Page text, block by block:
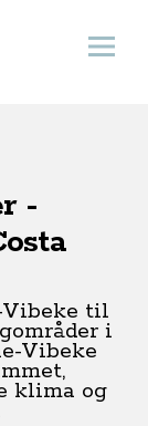
Åbn
-
Vibeke til
i
Vibeke
klima og